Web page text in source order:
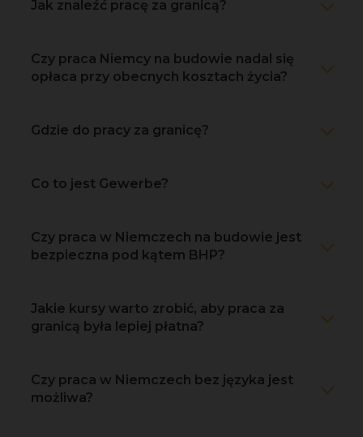
Jak znaleźć pracę za granicą?
Czy praca Niemcy na budowie nadal się
opłaca przy obecnych kosztach życia?
Gdzie do pracy za granicę?
Co to jest Gewerbe?
Czy praca w Niemczech na budowie jest
bezpieczna pod kątem BHP?
Jakie kursy warto zrobić, aby praca za
granicą była lepiej płatna?
Czy praca w Niemczech bez języka jest
możliwa?